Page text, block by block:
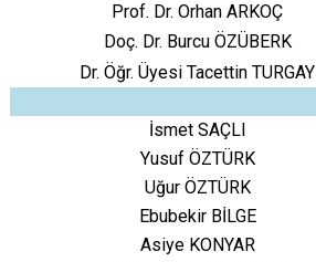
Prof. Dr. Orhan ARKOÇ
Doç. Dr. Burcu ÖZÜBERK
Dr. Öğr. Üyesi Tacettin TURGAY
İsmet SAÇLI
Yusuf ÖZTÜRK
Uğur ÖZTÜRK
Ebubekir BİLGE
Asiye KONYAR